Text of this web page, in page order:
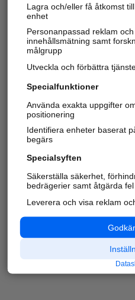
Lagra och/eller få åtkomst
enhet
Personanpassad reklam
innehållsmätning samt
målgrupp
Utveckla och förbättra
Specialfunktioner
Använda exakta uppgifter
positionering
Identifiera enheter baserat
begärs
Specialsyften
Säkerställa säkerhet,
bedrägerier samt åtgärda fel
Leverera och visa reklam